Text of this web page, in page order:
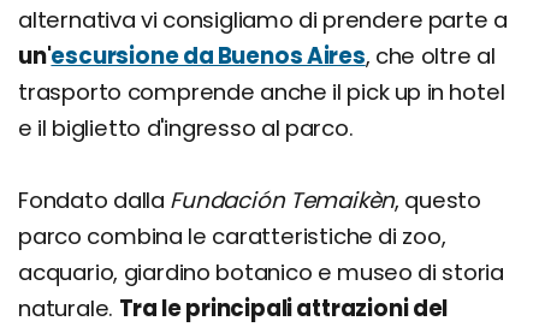
alternativa vi consigliamo di prendere parte a
un'escursione da Buenos Aires, che oltre al
trasporto comprende anche il pick up in hotel
e il biglietto d'ingresso al parco.
Fondato dalla Fundación Temaikèn, questo
parco combina le caratteristiche di zoo,
acquario, giardino botanico e museo di storia
naturale. Tra le principali attrazioni del